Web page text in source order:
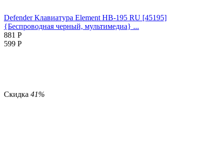
Defender Клавиатура Element HB-195 RU [45195]
{Беспроводная черный, мультимедиа} ...
881 Р
599 Р
Скидка 41%